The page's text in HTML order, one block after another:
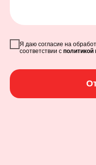
Я даю согласие на
соответствии с